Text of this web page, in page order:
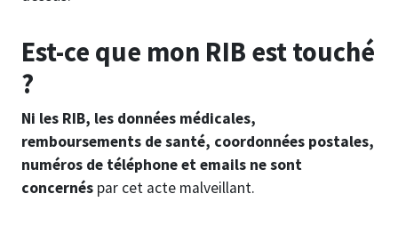
Est-ce que mon RIB est touché
?
Ni les RIB, les données médicales,
remboursements de santé, coordonnées postales,
numéros de téléphone et emails ne sont
concernés par cet acte malveillant.